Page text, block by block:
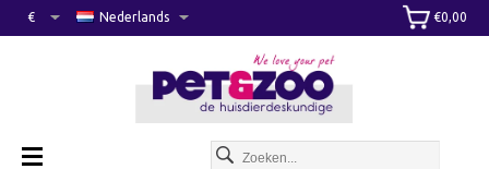
€0,00
Nederlands
€